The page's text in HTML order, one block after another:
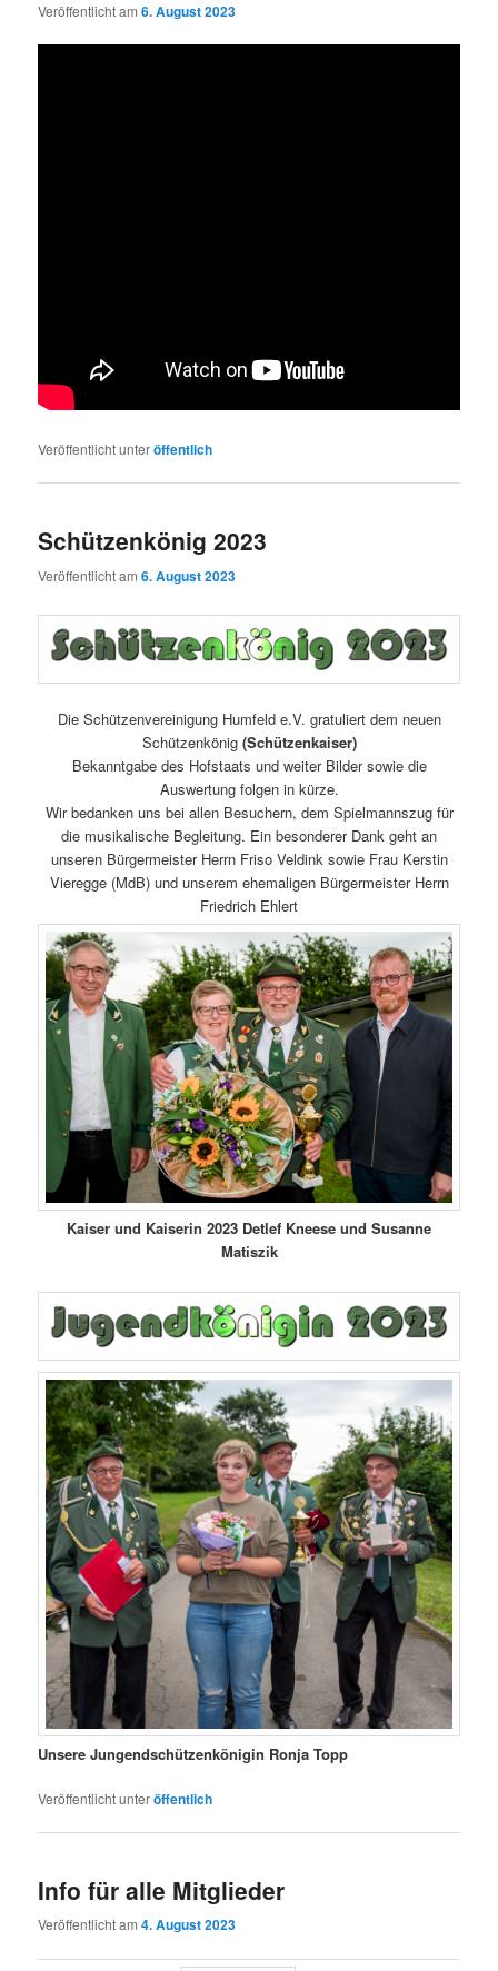
Veröffentlicht am6. August 2023
Veröffentlicht unteröffentlich
Schützenkönig 2023
Veröffentlicht am6. August 2023
Die Schützenvereinigung Humfeld e.V. gratuliert dem neuen
Schützenkönig (Schützenkaiser)
Bekanntgabe des Hofstaats und weiter Bilder sowie die
Auswertung folgen in kürze.
Wir bedanken uns bei allen Besuchern, dem Spielmannszug für
die musikalische Begleitung. Ein besonderer Dank geht an
unseren Bürgermeister Herrn Friso Veldink sowie Frau Kerstin
Vieregge (MdB) und unserem ehemaligen Bürgermeister Herrn
Friedrich Ehlert
Kaiser und Kaiserin 2023 Detlef Kneese und Susanne
Matiszik
Unsere Jungendschützenkönigin Ronja Topp
Veröffentlicht unteröffentlich
Info für alle Mitglieder
Veröffentlicht am4. August 2023